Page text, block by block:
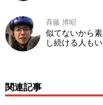
斉藤 博昭
似てないから
し続ける人も
関連記事